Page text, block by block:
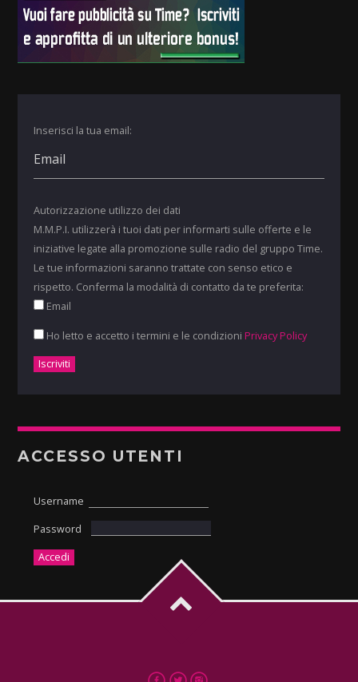
Inserisci la tua email:
Autorizzazione utilizzo dei dati
M.M.P.I. utilizzerà i tuoi dati per informarti sulle offerte e le
iniziative legate alla promozione sulle radio del gruppo Time.
Le tue informazioni saranno trattate con senso etico e
rispetto. Conferma la modalità di contatto da te preferita:
Email
Ho letto e accetto i termini e le condizioni Privacy Policy
ACCESSO UTENTI
Username
Password